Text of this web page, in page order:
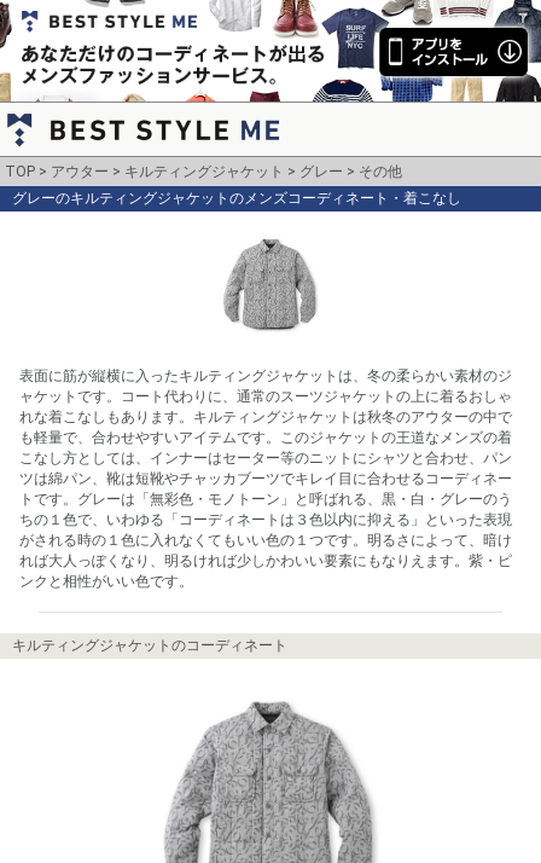
TOP アウター キルティングジャケット グレー
その他
グレーのキルティングジャケットのメンズコーディネート・着こなし
表面に筋が縦横に入ったキルティングジャケットは、冬の柔らかい素材のジ
ャケットです。コート代わりに、通常のスーツジャケットの上に着るおしゃ
れな着こなしもあります。キルティングジャケットは秋冬のアウターの中で
も軽量で、合わせやすいアイテムです。このジャケットの王道なメンズの着
こなし方としては、インナーはセーター等のニットにシャツと合わせ、パン
ツは綿パン、靴は短靴やチャッカブーツでキレイ目に合わせるコーディネー
トです。グレーは「無彩色・モノトーン」と呼ばれる、黒・白・グレーのう
ちの１色で、いわゆる「コーディネートは３色以内に抑える」といった表現
がされる時の１色に入れなくてもいい色の１つです。明るさによって、暗け
れば大人っぽくなり、明るければ少しかわいい要素にもなりえます。紫・ピ
ンクと相性がいい色です。
キルティングジャケットのコーディネート